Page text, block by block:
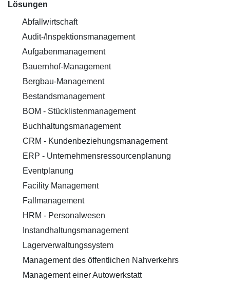
Lösungen
Abfallwirtschaft
Audit-/Inspektionsmanagement
Aufgabenmanagement
Bauernhof-Management
Bergbau-Management
Bestandsmanagement
BOM - Stücklistenmanagement
Buchhaltungsmanagement
CRM - Kundenbeziehungsmanagement
ERP - Unternehmensressourcenplanung
Eventplanung
Facility Management
Fallmanagement
HRM - Personalwesen
Instandhaltungsmanagement
Lagerverwaltungssystem
Management des öffentlichen Nahverkehrs
Management einer Autowerkstatt